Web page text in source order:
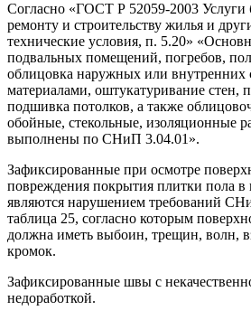
Согласно «ГОСТ Р 52059-2003 Услуги
ремонту и строительству жилья и
технические условия, п. 5.20»
подвальных помещений, погребов,
облицовка наружных или внутренних
материалами, оштукатуривание стен,
подшивка потолков, а также
обойные, стекольные, изоляционные
выполнены по СНиП 3.04.01».
Зафиксированные при осмотре
повреждения покрытия плитки пола в
являются нарушением требований
таблица 25, согласно которым
должна иметь выбоин, трещин, волн,
кромок.
Зафиксированные швы с
недоработкой.